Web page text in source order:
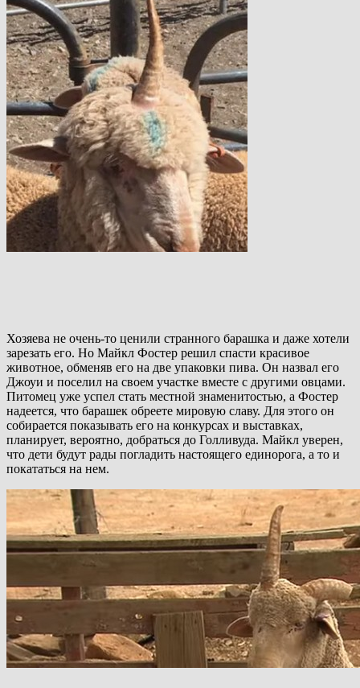
Хозяева не очень-то ценили странного барашка и даже хотели
зарезать его. Но Майкл Фостер решил спасти красивое
животное, обменяв его на две упаковки пива. Он назвал его
Джоуи и поселил на своем участке вместе с другими овцами.
Питомец уже успел стать местной знаменитостью, а Фостер
надеется, что барашек обреете мировую славу. Для этого он
собирается показывать его на конкурсах и выставках,
планирует, вероятно, добраться до Голливуда. Майкл уверен,
что дети будут рады погладить настоящего единорога, а то и
покататься на нем.